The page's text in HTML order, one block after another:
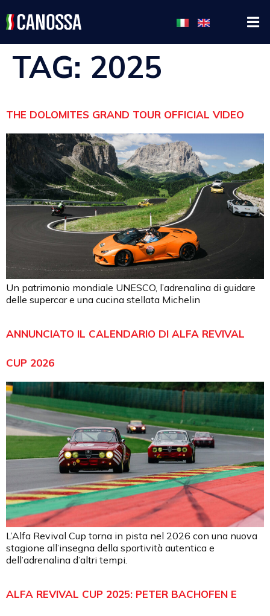
TAG: 2025
THE DOLOMITES GRAND TOUR OFFICIAL VIDEO
Un patrimonio mondiale UNESCO, l’adrenalina di guidare
delle supercar e una cucina stellata Michelin
ANNUNCIATO IL CALENDARIO DI ALFA REVIVAL
CUP 2026
L’Alfa Revival Cup torna in pista nel 2026 con una nuova
stagione all’insegna della sportività autentica e
dell’adrenalina d’altri tempi.
ALFA REVIVAL CUP 2025: PETER BACHOFEN E